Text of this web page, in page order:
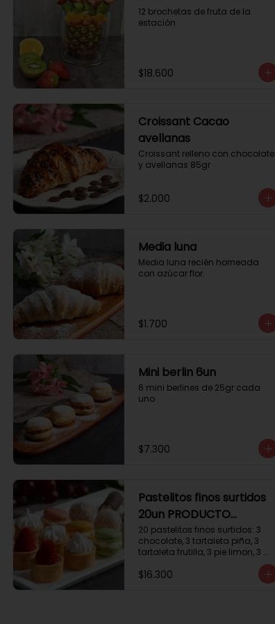
12 brochetas de fruta de la
estación
$18.600
Croissant Cacao
avellanas
Croissant relleno con chocolate
y avellanas 85gr
$2.000
Media luna
Media luna recién horneada
con azúcar flor.
$1.700
Mini berlin 6un
6 mini berlines de 25gr cada
uno
$7.300
Pastelitos finos surtidos
20un PRODUCTO
DELICADO
20 pastelitos finos surtidos: 3
chocolate, 3 tartaleta piña, 3
tartaleta frutilla, 3 pie limon, 3
chocolate crema, 2
$16.300